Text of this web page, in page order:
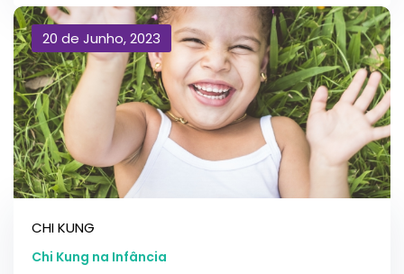
20 de Junho, 2023
CHI KUNG
Chi Kung na Infância